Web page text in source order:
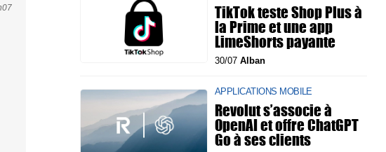
TikTok teste Shop Plus à
la Prime et une app
LimeShorts payante
30/07 Alban
APPLICATIONS MOBILE
Revolut s’associe à
OpenAI et offre ChatGPT
Go à ses clients